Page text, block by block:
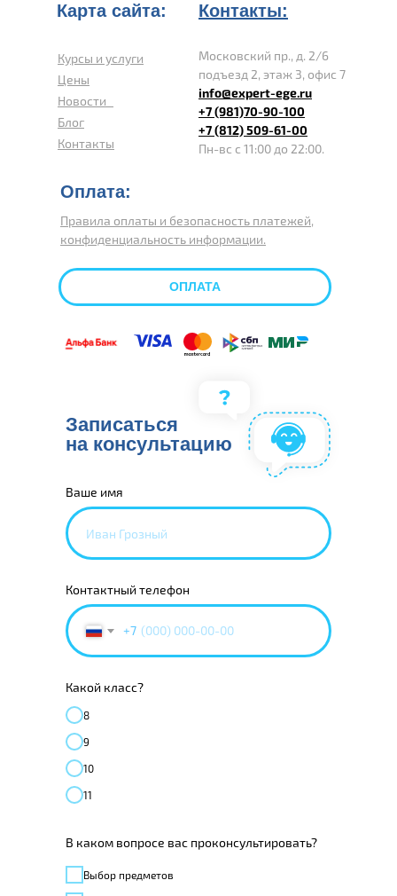
Курсы и услуги
Цены
Новости
Блог
Контакты
Московский пр., д. 2/6
подъезд 2, этаж 3, офис 7
info@expert-ege.ru
+7 (981)70-90-100
+7 (812) 509-61-00
Пн-вс с 11:00 до 22:00.
Правила оплаты и безопасность платежей,
конфиденциальность информации.
Карта сайта: Контакты:
Оплата:
ОПЛАТА
Ваше имя
Контактный телефон
+7
Какой класс?
8
9
10
11
В каком вопросе вас проконсультировать?
Выбор предметов
Записаться
на консультацию